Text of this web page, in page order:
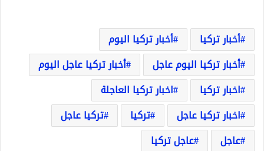
أخبار تركيا
أخبار تركيا اليوم
أخبار تركيا اليوم عاجل
أخبار تركيا عاجل اليوم
اخبار تركيا
اخبار تركيا العاجلة
اخبار تركيا عاجل
تركيا
تركيا عاجل
عاجل
عاجل تركيا